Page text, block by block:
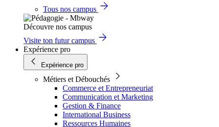
Tous nos campus
Découvre nos campus
Visite ton futur campus
Expérience pro
Expérience pro
Métiers et Débouchés
Commerce et Entrepreneuriat
Communication et Marketing
Gestion & Finance
International Business
Ressources Humaines